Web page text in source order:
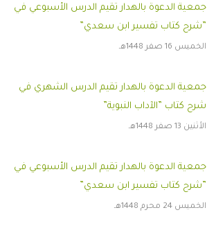
جمعية الدعوة بالهدار تقيم الدرس الأسبوعي في
”شرح كتاب تفسير ابن سعدي”
الخميس 16 صفر 1448هـ
جمعية الدعوة بالهدار تقيم الدرس الشهري في
شرح كتاب ”الآداب النبوية”
الأثنين 13 صفر 1448هـ
جمعية الدعوة بالهدار تقيم الدرس الأسبوعي في
”شرح كتاب تفسير ابن سعدي”
الخميس 24 محرم 1448هـ